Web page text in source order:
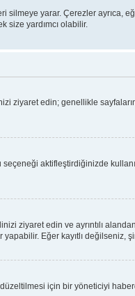
silmeye yarar. Çerezler ayrıca,
size yardımcı olabilir.
ziyaret edin; genellikle sayfaların
aktifleştirdiğinizde
ziyaret edin ve ayrıntılı
Eğer kayıtlı değilseniz,
için bir yöneticiyi